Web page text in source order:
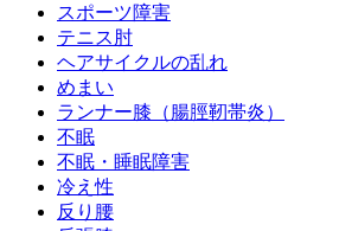
スポーツ障害
テニス肘
ヘアサイクルの乱れ
めまい
ランナー膝（腸脛靭帯炎）
不眠
不眠・睡眠障害
冷え性
反り腰